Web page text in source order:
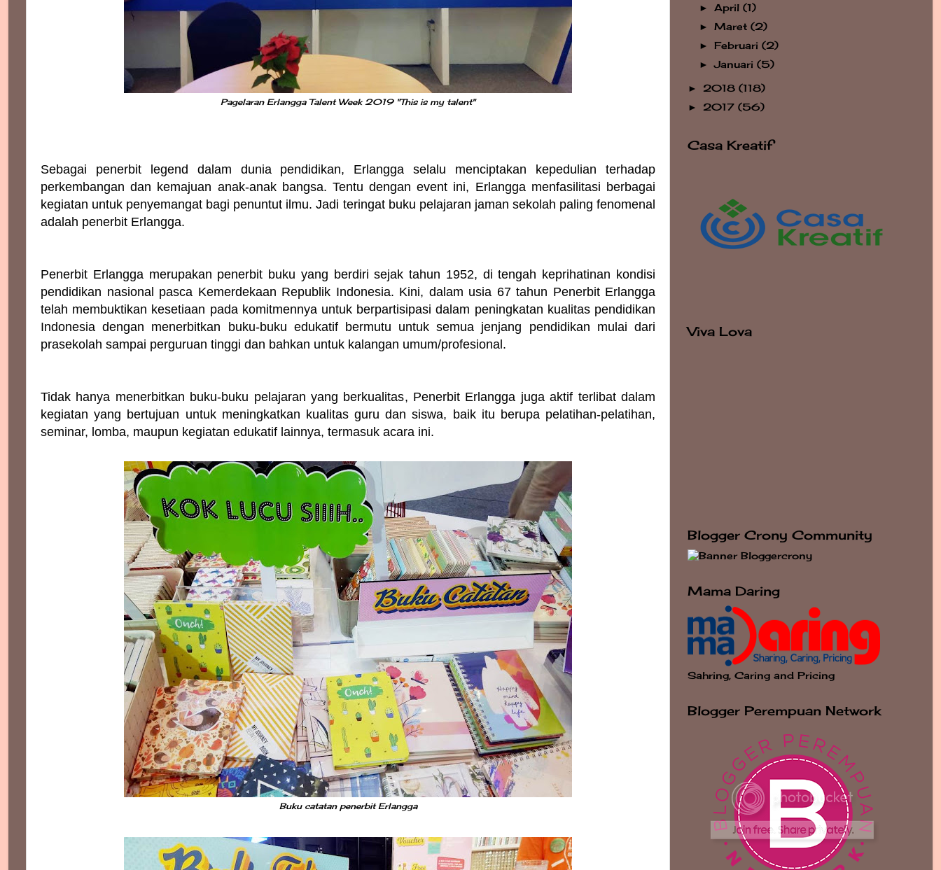
Pagelaran Erlangga Talent Week 2019 "This is my talent"
Sebagai penerbit legend dalam dunia pendidikan, Erlangga selalu menciptakan kepedulian terhadap
perkembangan dan kemajuan anak-anak bangsa. Tentu dengan event ini, Erlangga menfasilitasi berbagai
kegiatan untuk penyemangat bagi penuntut ilmu. Jadi teringat buku pelajaran jaman sekolah paling fenomenal
adalah penerbit Erlangga.
Penerbit Erlangga merupakan penerbit buku yang berdiri sejak tahun 1952, di tengah keprihatinan kondisi
pendidikan nasional pasca Kemerdekaan Republik Indonesia. Kini, dalam usia 67 tahun Penerbit Erlangga
telah membuktikan kesetiaan pada komitmennya untuk berpartisipasi dalam peningkatan kualitas pendidikan
Indonesia dengan menerbitkan buku-buku edukatif bermutu untuk semua jenjang pendidikan mulai dari
prasekolah sampai perguruan tinggi dan bahkan untuk kalangan umum/profesional.
Tidak hanya menerbitkan buku-buku pelajaran yang berkualitas, Penerbit Erlangga juga aktif terlibat dalam
kegiatan yang bertujuan untuk meningkatkan kualitas guru dan siswa, baik itu berupa pelatihan-pelatihan,
seminar, lomba, maupun kegiatan edukatif lainnya, termasuk acara ini.
Buku catatan penerbit Erlangga
►April(1)
►Maret(2)
►Februari(2)
►Januari(5)
► 2018 (118)
► 2017 (56)
Casa Kreatif
Viva Lova
Blogger Crony Community
Mama Daring
Sahring, Caring and Pricing
Blogger Perempuan Network